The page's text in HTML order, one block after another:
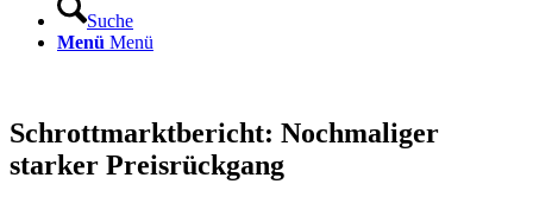
Suche
Menü Menü
Schrottmarktbericht: Nochmaliger
starker Preisrückgang